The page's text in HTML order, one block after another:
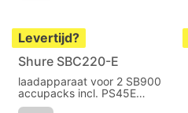
Levertijd?
Shure SBC220-E
laadapparaat voor 2 SB900
accupacks incl. PS45E
netvoeding